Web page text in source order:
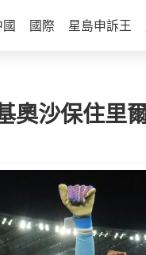
國 國際 星島申訴王
奧沙保住里